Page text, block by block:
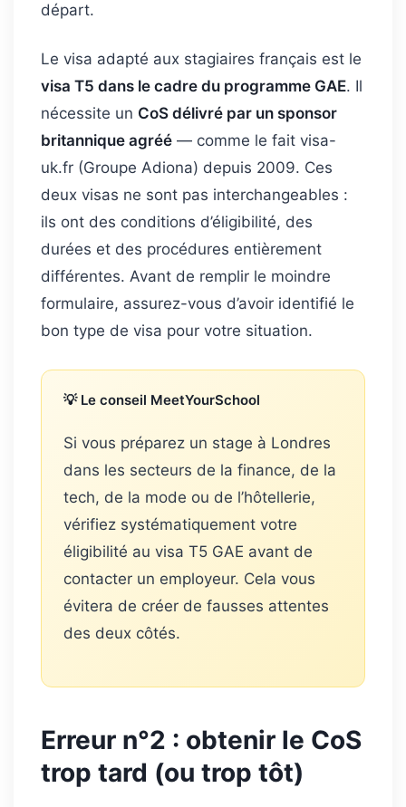
départ.
Le visa adapté aux stagiaires français est le
visa T5 dans le cadre du programme GAE. Il
nécessite un CoS délivré par un sponsor
britannique agréé — comme le fait visa-
uk.fr (Groupe Adiona) depuis 2009. Ces
deux visas ne sont pas interchangeables :
ils ont des conditions d’éligibilité, des
durées et des procédures entièrement
différentes. Avant de remplir le moindre
formulaire, assurez-vous d’avoir identifié le
bon type de visa pour votre situation.
💡 Le conseil MeetYourSchool
Si vous préparez un stage à Londres
dans les secteurs de la finance, de la
tech, de la mode ou de l’hôtellerie,
vérifiez systématiquement votre
éligibilité au visa T5 GAE avant de
contacter un employeur. Cela vous
évitera de créer de fausses attentes
des deux côtés.
Erreur n°2 : obtenir le CoS
trop tard (ou trop tôt)